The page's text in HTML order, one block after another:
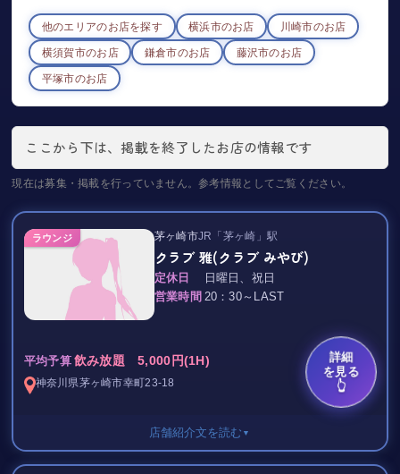
おひとり様でもグループでも
楽しめること間違いなしです♪
普段の憩いの場に、思い出作りに、、、
ぜひ一度、楽しい時間を
過ごしてみてください!(^^)☆
「音楽が好き」
「新しい出会いが欲しい」
「お酒が好き」
…いろんな方がお店に来られます★
もちろんスタッフとの会話を楽しむもよし、
いろんな楽しみ方ができます(^^)◎
団体割引、女性割引など
いろいろとあります(*^^*)
その良さわかっていただけると思います。
おひとりさまも団体さまも
20-40代のバラエティ豊富な女の子たちで
楽しくにこやかにおもてなしします♪
ぜひ一度ご来店くださいませ★
゜・*:.。..。.:*・゜・*:.。. .。.:*・゜゜・
「スナックが好き」
「お店の雰囲気が好き」
「お酒が好き」…
老若男女問わず
いろんな方がお店に来られます★
オーナーに会いにくるもよし、
お酒を楽しむもよし、
スタッフとの会話を楽しむもよし、
カラオケを楽しむのもよし、
お気軽にお立ち寄りください(^^)♪
茅ヶ崎の正統派スナック★☆
駅から1分も嬉しいです◎◎
.:♪*:･’ﾟ♭.:*･♪’ﾟ｡.*#:･’ﾟ.:*♪:･’.:♪*:
ママも店長もいない
女の子だけの自由なお店で
茅ヶ崎にこんな場所があったなんて♪
と初めての方にも
楽しんでいただけると思います！◎
！？？リピート率99%！？？？
その秘密が…
優しく素敵な人柄のオーナーと
どこよりも良心的な料金設定☆
サービス税も消費税も無く、
リーズナブルで明瞭会計にされており
他のエリアのお店を探す 横浜市のお店 川崎市のお店
横須賀市のお店 鎌倉市のお店 藤沢市のお店
平塚市のお店
ここから下は、掲載を終了したお店の情報です
現在は募集・掲載を行っていません。参考情報としてご覧ください。
ラウンジ 茅ヶ崎市JR「茅ヶ崎」駅
クラブ 雅(クラブ みやび)
定休日
日曜日、祝日
営業時間 20：30～LAST
平均予算 飲み放題 5,000円(1H)
神奈川県茅ヶ崎市幸町23-18
詳細
を見る
👆
店舗紹介文を読む ▼